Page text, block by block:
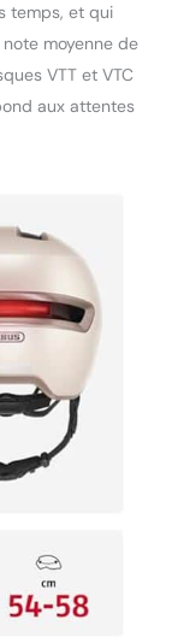
temps, et qui
moyenne de
VTT et VTC
aux attentes